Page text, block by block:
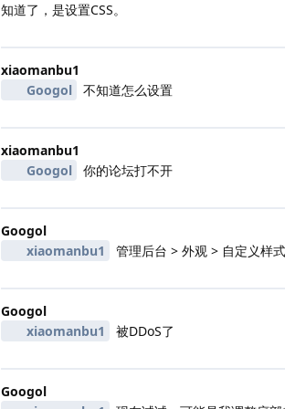
知道了，是设置CSS。
xiaomanbu1
Googol
不知道怎么设置
xiaomanbu1
Googol
你的论坛打不开
Googol
xiaomanbu1
管理后台 > 外观 > 自定义样式
Googol
xiaomanbu1
被DDoS了
Googol